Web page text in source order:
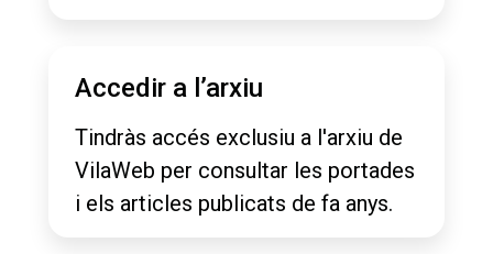
Accedir a l’arxiu
Tindràs accés exclusiu a l'arxiu de
VilaWeb per consultar les portades
i els articles publicats de fa anys.